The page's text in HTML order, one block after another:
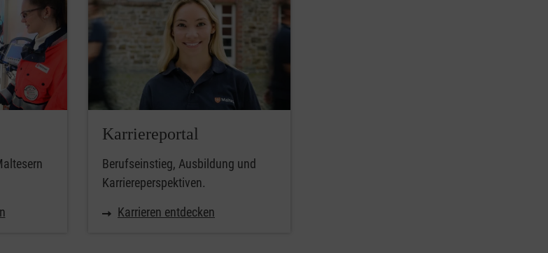
Karriereportal
Berufseinstieg, Ausbildung und
Karriereperspektiven.
Karrieren entdecken